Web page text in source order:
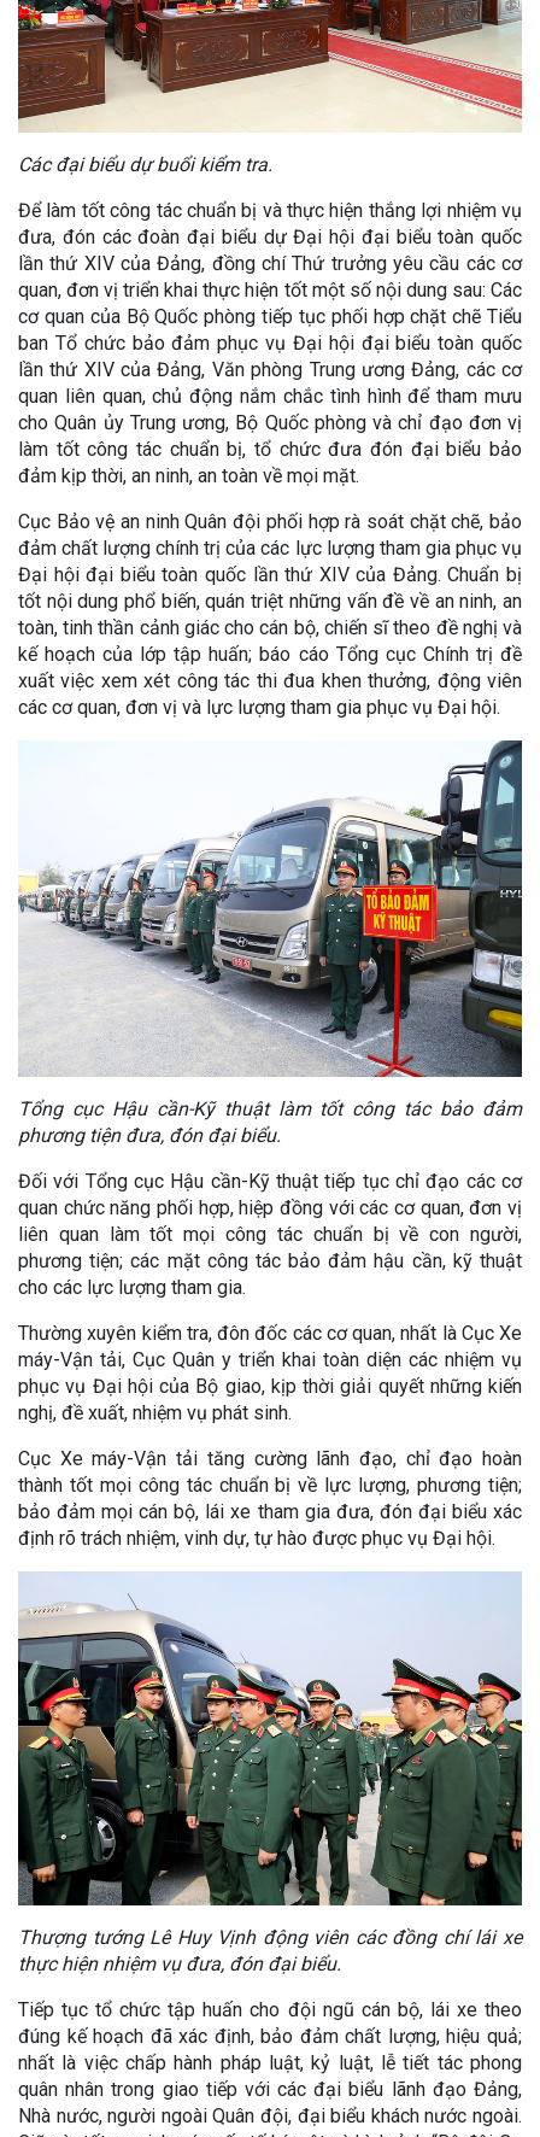
Các đại biểu dự buổi kiểm tra.
Để làm tốt công tác chuẩn bị và thực hiện thắng lợi nhiệm vụ
đưa, đón các đoàn đại biểu dự Đại hội đại biểu toàn quốc
lần thứ XIV của Đảng, đồng chí Thứ trưởng yêu cầu các cơ
quan, đơn vị triển khai thực hiện tốt một số nội dung sau: Các
cơ quan của Bộ Quốc phòng tiếp tục phối hợp chặt chẽ Tiểu
ban Tổ chức bảo đảm phục vụ Đại hội đại biểu toàn quốc
lần thứ XIV của Đảng, Văn phòng Trung ương Đảng, các cơ
quan liên quan, chủ động nắm chắc tình hình để tham mưu
cho Quân ủy Trung ương, Bộ Quốc phòng và chỉ đạo đơn vị
làm tốt công tác chuẩn bị, tổ chức đưa đón đại biểu bảo
đảm kịp thời, an ninh, an toàn về mọi mặt.
Cục Bảo vệ an ninh Quân đội phối hợp rà soát chặt chẽ, bảo
đảm chất lượng chính trị của các lực lượng tham gia phục vụ
Đại hội đại biểu toàn quốc lần thứ XIV của Đảng. Chuẩn bị
tốt nội dung phổ biến, quán triệt những vấn đề về an ninh, an
toàn, tinh thần cảnh giác cho cán bộ, chiến sĩ theo đề nghị và
kế hoạch của lớp tập huấn; báo cáo Tổng cục Chính trị đề
xuất việc xem xét công tác thi đua khen thưởng, động viên
các cơ quan, đơn vị và lực lượng tham gia phục vụ Đại hội.
Tổng cục Hậu cần-Kỹ thuật làm tốt công tác bảo đảm
phương tiện đưa, đón đại biểu.
Đối với Tổng cục Hậu cần-Kỹ thuật tiếp tục chỉ đạo các cơ
quan chức năng phối hợp, hiệp đồng với các cơ quan, đơn vị
liên quan làm tốt mọi công tác chuẩn bị về con người,
phương tiện; các mặt công tác bảo đảm hậu cần, kỹ thuật
cho các lực lượng tham gia.
Thường xuyên kiểm tra, đôn đốc các cơ quan, nhất là Cục Xe
máy-Vận tải, Cục Quân y triển khai toàn diện các nhiệm vụ
phục vụ Đại hội của Bộ giao, kịp thời giải quyết những kiến
nghị, đề xuất, nhiệm vụ phát sinh.
Cục Xe máy-Vận tải tăng cường lãnh đạo, chỉ đạo hoàn
thành tốt mọi công tác chuẩn bị về lực lượng, phương tiện;
bảo đảm mọi cán bộ, lái xe tham gia đưa, đón đại biểu xác
định rõ trách nhiệm, vinh dự, tự hào được phục vụ Đại hội.
Thượng tướng Lê Huy Vịnh động viên các đồng chí lái xe
thực hiện nhiệm vụ đưa, đón đại biểu.
Tiếp tục tổ chức tập huấn cho đội ngũ cán bộ, lái xe theo
đúng kế hoạch đã xác định, bảo đảm chất lượng, hiệu quả;
nhất là việc chấp hành pháp luật, kỷ luật, lễ tiết tác phong
quân nhân trong giao tiếp với các đại biểu lãnh đạo Đảng,
Nhà nước, người ngoài Quân đội, đại biểu khách nước ngoài.